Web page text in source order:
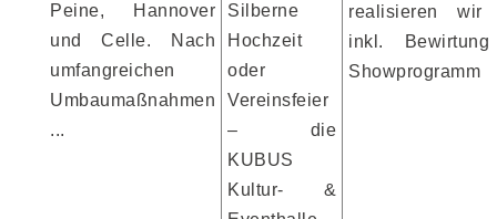
Peine, Hannover
und Celle. Nach
umfangreichen
Umbaumaßnahmen
...
Silberne
Hochzeit
oder
Vereinsfeier
– die
KUBUS
Kultur- &
realisieren wir
inkl.
Showprogramm